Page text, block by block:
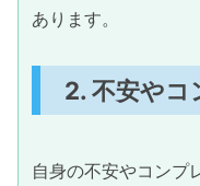
あります。
2. 不安やコ
自身の不安やコンプ